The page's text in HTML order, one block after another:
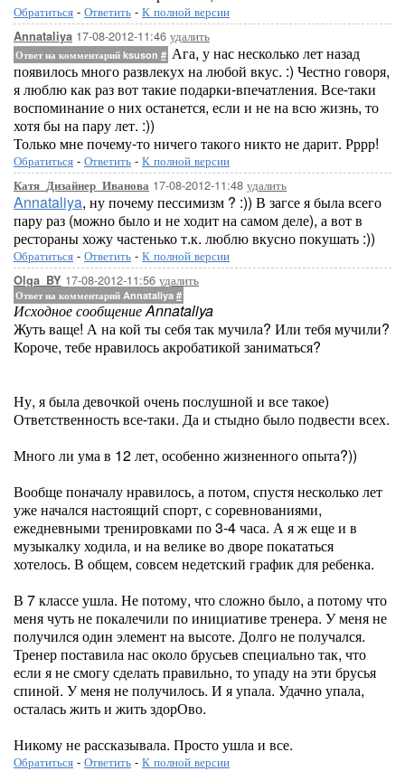
Обратиться - Ответить - К полной версии
Annataliya 17-08-2012-11:46 удалить
Ответ на комментарий ksuson # Ага, у нас несколько лет назад
появилось много развлекух на любой вкус. :) Честно говоря,
я люблю как раз вот такие подарки-впечатления. Все-таки
воспоминание о них останется, если и не на всю жизнь, то
хотя бы на пару лет. :))
Только мне почему-то ничего такого никто не дарит. Рррр!
Обратиться - Ответить - К полной версии
Катя_Дизайнер_Иванова 17-08-2012-11:48 удалить
Annataliya, ну почему пессимизм ? :)) В загсе я была всего
пару раз (можно было и не ходит на самом деле), а вот в
рестораны хожу частенько т.к. люблю вкусно покушать :))
Обратиться - Ответить - К полной версии
Olga_BY 17-08-2012-11:56 удалить
Ответ на комментарий Annataliya #
Исходное сообщение Annataliya
Жуть ваще! А на кой ты себя так мучила? Или тебя мучили?
Короче, тебе нравилось акробатикой заниматься?
Ну, я была девочкой очень послушной и все такое)
Ответственность все-таки. Да и стыдно было подвести всех.
Много ли ума в 12 лет, особенно жизненного опыта?))
Вообще поначалу нравилось, а потом, спустя несколько лет
уже начался настоящий спорт, с соревнованиями,
ежедневными тренировками по 3-4 часа. А я ж еще и в
музыкалку ходила, и на велике во дворе покататься
хотелось. В общем, совсем недетский график для ребенка.
В 7 классе ушла. Не потому, что сложно было, а потому что
меня чуть не покалечили по инициативе тренера. У меня не
получился один элемент на высоте. Долго не получался.
Тренер поставила нас около брусьев специально так, что
если я не смогу сделать правильно, то упаду на эти брусья
спиной. У меня не получилось. И я упала. Удачно упала,
осталась жить и жить здорОво.
Никому не рассказывала. Просто ушла и все.
Обратиться - Ответить - К полной версии